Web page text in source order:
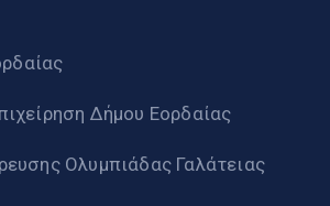
Δήμου Εορδαίας
Ολυμπιάδας Γαλάτειας